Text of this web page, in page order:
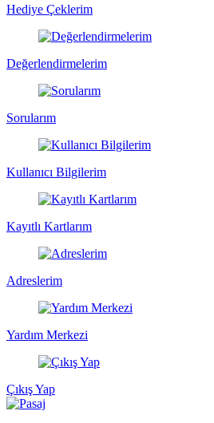
Hediye Çeklerim
Değerlendirmelerim
Sorularım
Kullanıcı Bilgilerim
Kayıtlı Kartlarım
Adreslerim
Yardım Merkezi
Çıkış Yap